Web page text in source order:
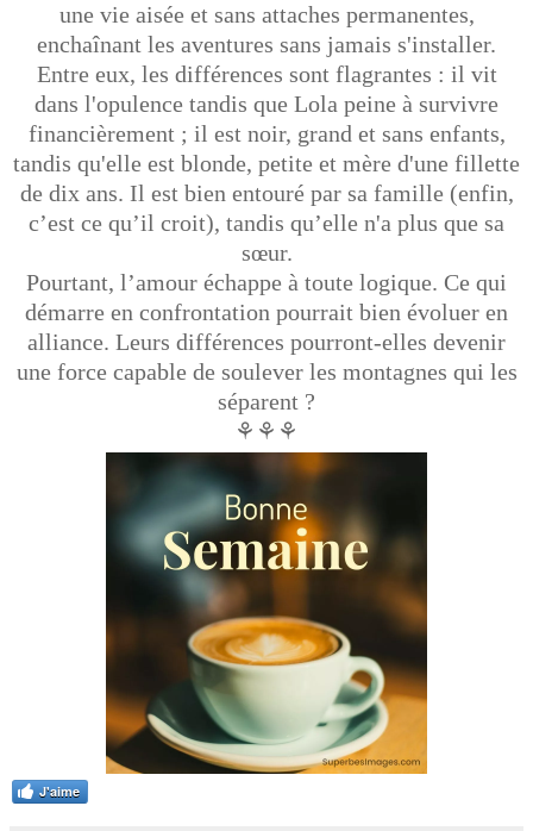
une vie aisée et sans attaches permanentes,
enchaînant les aventures sans jamais s'installer.
Entre eux, les différences sont flagrantes : il vit
dans l'opulence tandis que Lola peine à survivre
financièrement ; il est noir, grand et sans enfants,
tandis qu'elle est blonde, petite et mère d'une fillette
de dix ans. Il est bien entouré par sa famille (enfin,
c’est ce qu’il croit), tandis qu’elle n'a plus que sa
sœur.
Pourtant, l’amour échappe à toute logique. Ce qui
démarre en confrontation pourrait bien évoluer en
alliance. Leurs différences pourront-elles devenir
une force capable de soulever les montagnes qui les
séparent ?
⚘⚘⚘
J'aime